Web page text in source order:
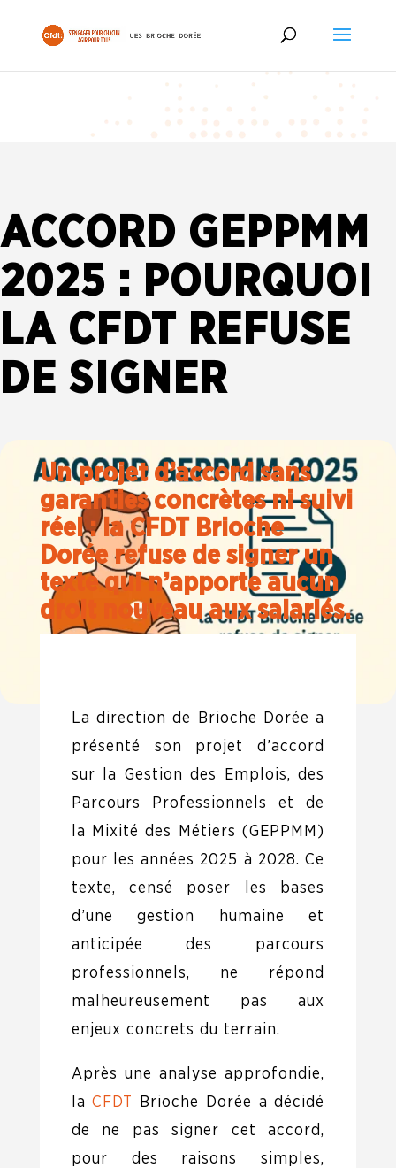
ACCORD GEPPMM
2025 : POURQUOI
LA CFDT REFUSE
DE SIGNER
Un projet d’accord sans
garanties concrètes ni suivi
réel : la CFDT Brioche
Dorée refuse de signer un
texte qui n’apporte aucun
droit nouveau aux salariés.
La direction de Brioche Dorée a
présenté son projet d’accord
sur la Gestion des Emplois, des
Parcours Professionnels et de
la Mixité des Métiers (GEPPMM)
pour les années 2025 à 2028. Ce
texte, censé poser les bases
d’une gestion humaine et
anticipée des parcours
professionnels, ne répond
malheureusement pas aux
enjeux concrets du terrain.
Après une analyse approfondie,
laCFDT
Brioche Dorée a décidé
de ne pas signer cet accord,
pour des raisons simples,